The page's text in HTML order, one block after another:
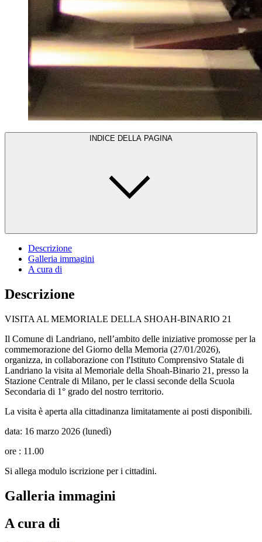
INDICE DELLA PAGINA
Descrizione
Galleria immagini
A cura di
Descrizione
VISITA AL MEMORIALE DELLA SHOAH-BINARIO 21
Il Comune di Landriano, nell’ambito delle iniziative promosse per la
commemorazione del Giorno della Memoria (27/01/2026),
organizza, in collaborazione con l'Istituto Comprensivo Statale di
Landriano la visita al Memoriale della Shoah-Binario 21, presso la
Stazione Centrale di Milano, per le classi seconde della Scuola
Secondaria di 1° grado del nostro territorio.
La visita è aperta alla cittadinanza limitatamente ai posti disponibili.
data: 16 marzo 2026 (lunedì)
ore : 11.00
Si allega modulo iscrizione per i cittadini.
Galleria immagini
A cura di